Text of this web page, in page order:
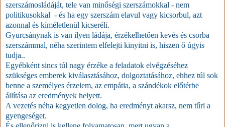
szerszámosládáját, tele van minőségi szerszámokkal - nem
politikusokkal - és ha egy szerszám elavul vagy kicsorbul, azt
azonnal és kíméletlenül kicseréli.
Gyurcsánynak is van ilyen ládája, érzékelhetően kevés és csorba
szerszámmal, néha szerintem elfelejti kinyitni is, hiszen ő úgyis
tudja..
Egyébként sincs túl nagy érzéke a feladatok elvégzéséhez
szükséges emberek kiválasztásához, dolgoztatásához, ehhez túl sok
benne a személyes érzelem, az empátia, a szándékok előtérbe
állítása az eredmények helyett.
A vezetés néha kegyetlen dolog, ha eredményt akarsz, nem tűri a
gyengeséget.